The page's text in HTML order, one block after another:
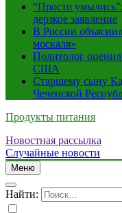
“Просто
дерзкое заявление
В России
москаля»
Политолог
США
Старшему сыну
Чеченской
Продукты питания
Новостная рассылка
Случайные новости
Меню
Найти: